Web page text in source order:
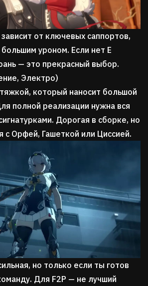
от ключевых саппортов,
уроном. Если нет Е
— это прекрасный выбор.
Электро)
который наносит большой
полной реализации нужна вся
Дорогая в сборке, но
с Орфей, Гашеткой или Циссией.
но только если ты готов
Для F2P — не лучший